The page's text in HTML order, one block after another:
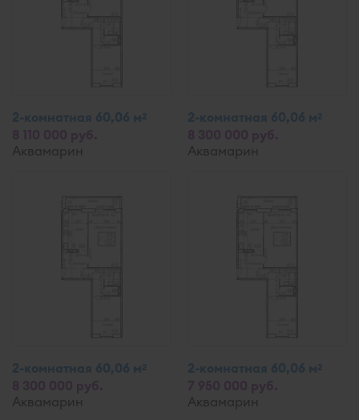
2-комнатная 60,06 м2
Аквамарин
2-комнатная 60,06 м2
Аквамарин
2-комнатная 60,06 м2
Аквамарин
2-комнатная 60,06 м2
Аквамарин